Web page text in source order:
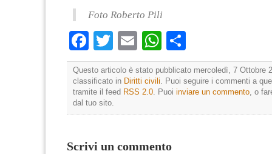
Foto Roberto Pili
Facebook
TwitterEmailWhatsApp
Questo articolo è stato pubblicato mercoledì, 7 Ottobre
classificato in Diritti civili. Puoi seguire i commenti a
tramite il feed RSS 2.0. Puoi inviare un commento, o
dal tuo sito.
Scrivi un commento